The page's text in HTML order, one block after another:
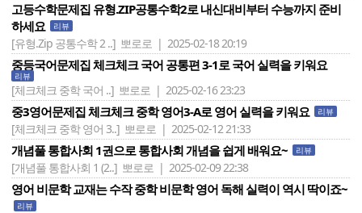
고등수학문제집 유형.ZIP공통수학2로 내신대비부터 수능까지 준비
하세요
리뷰
[유형.Zip 공통수학 2 ..] 뽀로로 | 2025-02-18 20:19
중등국어문제집 체크체크 국어 공통편 3-1로 국어 실력을 키워요
리뷰
[체크체크 중학 국어 ..] 뽀로로 | 2025-02-16 23:23
중3영어문제집 체크체크 중학 영어3-A로 영어 실력을 키워요 리뷰
[체크체크 중학 영어 3..] 뽀로로 | 2025-02-12 21:33
개념풀 통합사회 1권으로 통합사회 개념을 쉽게 배워요~ 리뷰
[개념풀 통합사회 1 (2..] 뽀로로 | 2025-02-09 22:38
영어 비문학 교재는 수작 중학 비문학 영어 독해 실력이 역시 딱이죠~
리뷰